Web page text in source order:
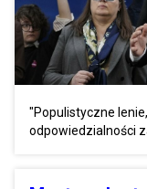
"Populistyczne
odpowiedzialności